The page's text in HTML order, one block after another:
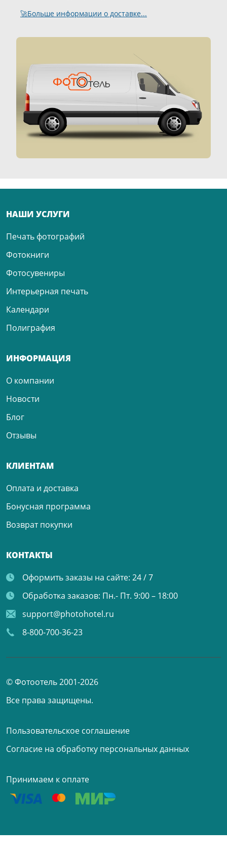
🚀Больше информации о доставке...
НАШИ УСЛУГИ
Печать фотографий
Фотокниги
Фотосувениры
Интерьерная печать
Календари
Полиграфия
ИНФОРМАЦИЯ
О компании
Новости
Блог
Отзывы
КЛИЕНТАМ
Оплата и доставка
Бонусная программа
Возврат покупки
КОНТАКТЫ
Оформить заказы на сайте: 24 / 7
Обработка заказов: Пн.- Пт. 9:00 – 18:00
support@photohotel.ru
8-800-700-36-23
© Фотоотель 2001-2026
Все права защищены.
Пользовательское соглашение
Согласие на обработку персональных данных
Принимаем к оплате